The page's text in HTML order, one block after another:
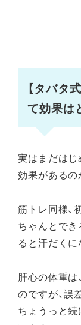
【タバタ
て効果は
実はまだはじ
効果があるの
筋トレ同様、
ちゃんとでき
ると汗だくに
肝心の体重
のですが、誤
ちょうっと続